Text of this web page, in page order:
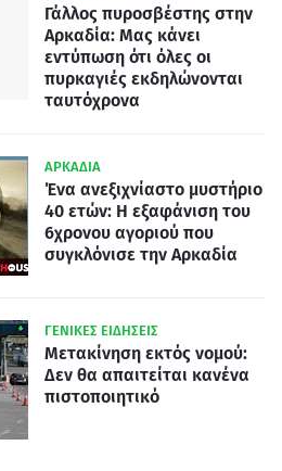
Γάλλος πυροσβέστης στην
Αρκαδία: Μας κάνει
εντύπωση ότι όλες οι
πυρκαγιές εκδηλώνονται
ταυτόχρονα
ΑΡΚΑΔΙΑ
Ένα ανεξιχνίαστο μυστήριο
40 ετών: Η εξαφάνιση του
6χρονου αγοριού που
συγκλόνισε την Αρκαδία
ΓΕΝΙΚΕΣ ΕΙΔΗΣΕΙΣ
Μετακίνηση εκτός νομού:
Δεν θα απαιτείται κανένα
πιστοποιητικό